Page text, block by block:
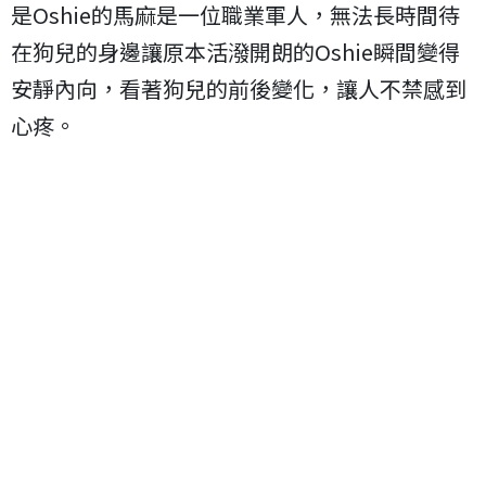
是Oshie的馬麻是一位職業軍人，無法長時間待
在狗兒的身邊讓原本活潑開朗的Oshie瞬間變得
安靜內向，看著狗兒的前後變化，讓人不禁感到
心疼。